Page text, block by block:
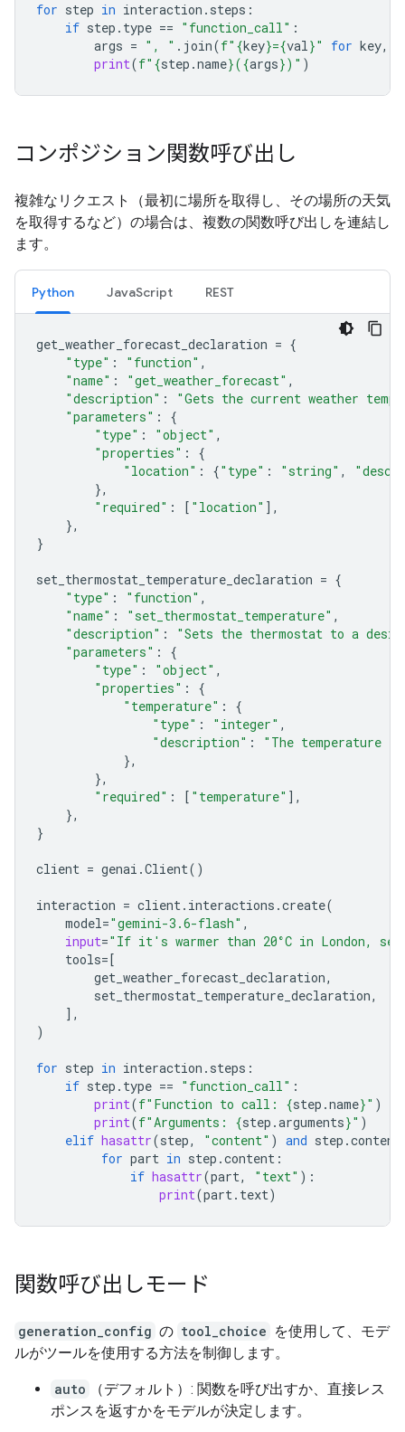
for step in interaction . steps :
if step . type == "function_call" :
args = ", " . join(f" {key}={val}" for key,
print(f" {step .name}({args})" )
コンポジション関数呼び出し
複雑なリクエスト（最初に場所を取得し、その場所の天気
を取得するなど）の場合は、複数の関数呼び出しを連結し
ます。
Python JavaScript REST
get_weather_forecast_declaration = {
"type" : "function" ,
"name" : "get_weather_forecast" ,
"description" :
"Gets the current weather
"parameters" :
{
"type" : "object" ,
"properties" :
{
"location" : {"type" : "string" ,
},
"required" : [ "location" ],
},
}
set_thermostat_temperature_declaration = {
"type" : "function" ,
"name" : "set_thermostat_temperature" ,
"description" :
"Sets the thermostat to a
"parameters" :
{
"type" : "object" ,
"properties" :
{
"temperature" :
{
"type" : "integer" ,
"description" :
"The temperature
},
},
"required" : [ "temperature" ],
},
}
client = genai .Client()
interaction = client. interactions .create(
model="gemini-3.6-flash" ,
input="If it's warmer than 20°C in London,
tools= [
get_weather_forecast_declaration,
set_thermostat_temperature_declaration,
],
)
for step in interaction . steps :
if step . type == "function_call" :
print(f"Function to call: {step .name}" )
print(f"Arguments: {step .arguments}" )
elif hasattr(step, "content" ) and step .content
for part in step .content :
if hasattr(part, "text" ):
print(part. text)
関数呼び出しモード
generation_config の tool_choice を使用して、モデ
ルがツールを使用する方法を制御します。
auto
（デフォルト）: 関数を呼び出すか、直接レス
ポンスを返すかをモデルが決定します。